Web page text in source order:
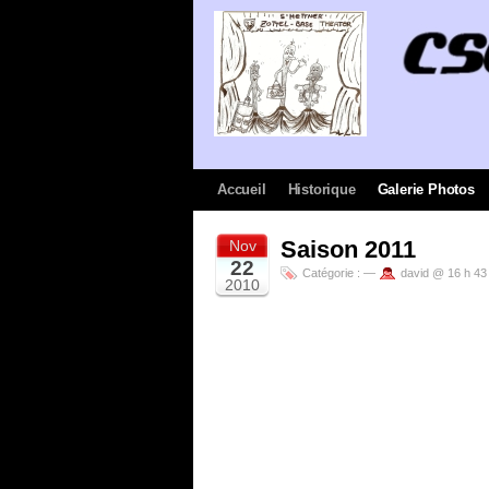
Accueil Historique Galerie Photos
Nov
22
2010
Saison 2011
Catégorie : — david @ 16 h 43